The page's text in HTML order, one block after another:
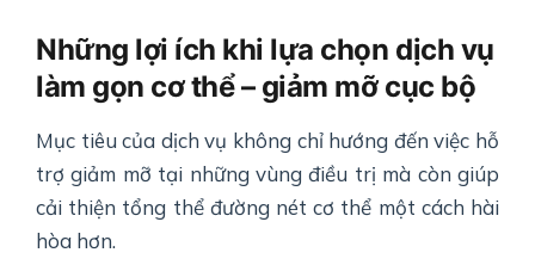
Những lợi ích khi lựa chọn dịch vụ
làm gọn cơ thể – giảm mỡ cục bộ
Mục tiêu của dịch vụ không chỉ hướng đến việc hỗ
trợ giảm mỡ tại những vùng điều trị mà còn giúp
cải thiện tổng thể đường nét cơ thể một cách hài
hòa hơn.